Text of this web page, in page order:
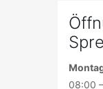
08:00